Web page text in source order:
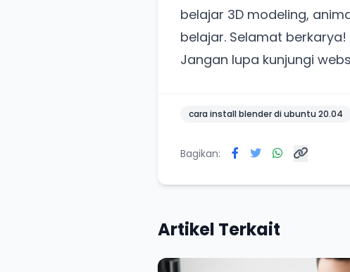
belajar 3D modeling,
belajar. Selamat berkarya!
Jangan lupa kunjungi
cara install blender di ubuntu 20.04
Bagikan:
Artikel Terkait